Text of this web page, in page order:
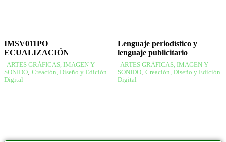
IMSV011PO
ECUALIZACIÓN
ARTES GRÁFICAS, IMAGEN Y
SONIDO, Creación, Diseño y Edición
Digital
Lenguaje periodístico y
lenguaje publicitario
ARTES GRÁFICAS, IMAGEN Y
SONIDO, Creación, Diseño y Edición
Digital